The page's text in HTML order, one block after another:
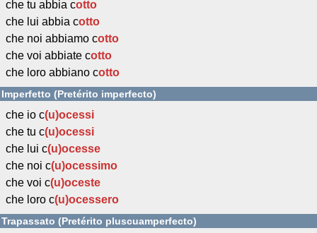
che tu abbia cotto
che lui abbia cotto
che noi abbiamo cotto
che voi abbiate cotto
che loro abbiano cotto
Imperfetto (Pretérito imperfecto)
che io c(u)ocessi
che tu c(u)ocessi
che lui c(u)ocesse
che noi c(u)ocessimo
che voi c(u)oceste
che loro c(u)ocessero
Trapassato (Pretérito pluscuamperfecto)